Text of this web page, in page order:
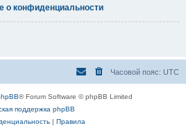
о конфиденциальности
Часовой пояс: UTC
® Forum Software © phpBB Limited
поддержка phpBB
| Правила